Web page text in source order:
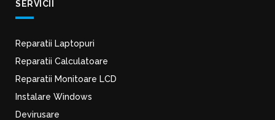
SERVICII
Reparatii Laptopuri
Reparatii Calculatoare
Reparatii Monitoare LCD
Instalare Windows
Devirusare